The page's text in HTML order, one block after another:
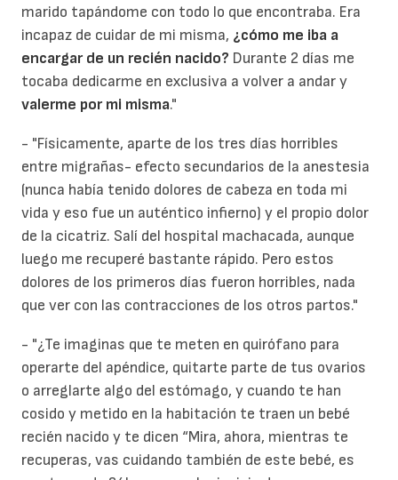
marido tapándome con todo lo que encontraba. Era
incapaz de cuidar de mi misma, ¿cómo me iba a
encargar de un recién nacido? Durante 2 días me
tocaba dedicarme en exclusiva a volver a andar y
valerme por mi misma."
- "Físicamente, aparte de los tres días horribles
entre migrañas- efecto secundarios de la anestesia
(nunca había tenido dolores de cabeza en toda mi
vida y eso fue un auténtico infierno) y el propio dolor
de la cicatriz. Salí del hospital machacada, aunque
luego me recuperé bastante rápido. Pero estos
dolores de los primeros días fueron horribles, nada
que ver con las contracciones de los otros partos."
- "¿Te imaginas que te meten en quirófano para
operarte del apéndice, quitarte parte de tus ovarios
o arreglarte algo del estómago, y cuando te han
cosido y metido en la habitación te traen un bebé
recién nacido y te dicen “Mira, ahora, mientras te
recuperas, vas cuidando también de este bebé, es